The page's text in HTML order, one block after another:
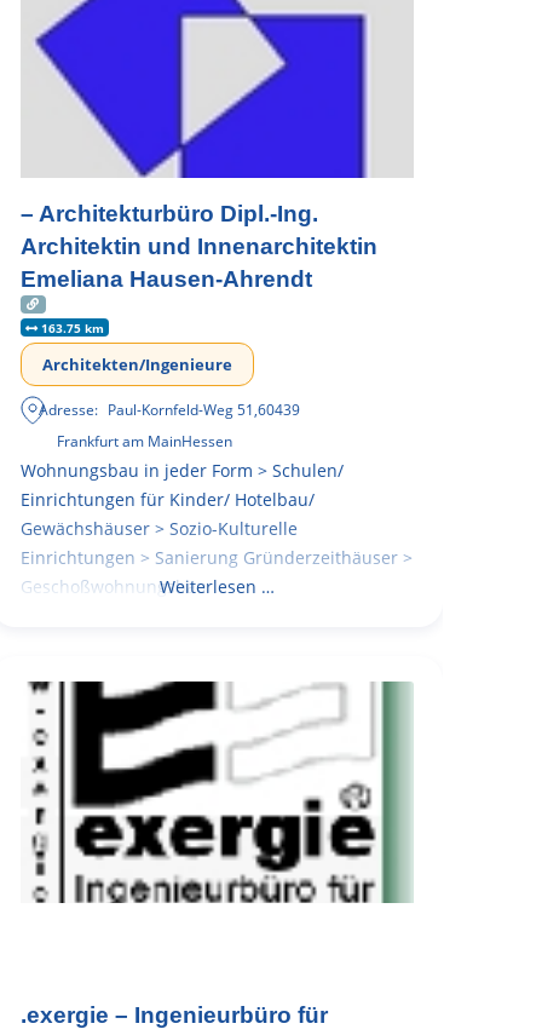
– Architekturbüro Dipl.-Ing.
Architektin und Innenarchitektin
Emeliana Hausen-Ahrendt
163.75 km
Architekten/Ingenieure
Adresse: Paul-Kornfeld-Weg 51,60439
Frankfurt am MainHessen
Wohnungsbau in jeder Form > Schulen/
Einrichtungen für Kinder/ Hotelbau/
Gewächshäuser > Sozio-Kulturelle
Einrichtungen > Sanierung Gründerzeithäuser >
GeschoßwohnungsbauWeiterlesen …
.exergie – Ingenieurbüro für